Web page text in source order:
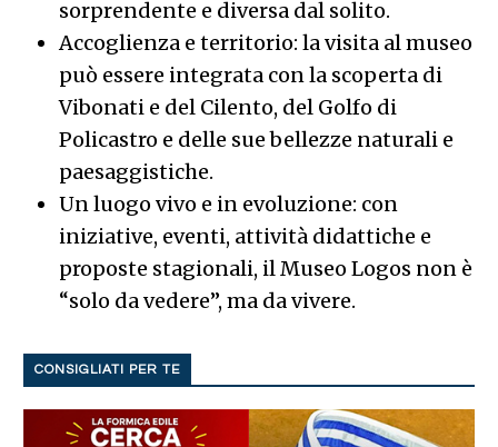
sorprendente e diversa dal solito.
Accoglienza e territorio: la visita al museo
può essere integrata con la scoperta di
Vibonati e del Cilento, del Golfo di
Policastro e delle sue bellezze naturali e
paesaggistiche.
Un luogo vivo e in evoluzione: con
iniziative, eventi, attività didattiche e
proposte stagionali, il Museo Logos non è
“solo da vedere”, ma da vivere.
CONSIGLIATI PER TE